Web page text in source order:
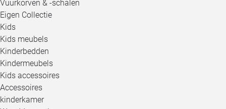
Vuurkorven & -schalen
Eigen Collectie
Kids
Kids meubels
Kinderbedden
Kindermeubels
Kids accessoires
Accessoires
kinderkamer